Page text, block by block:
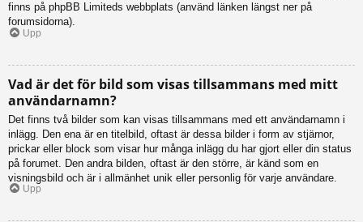
finns på phpBB Limiteds webbplats (använd länken längst ner på
forumsidorna).
Upp
Vad är det för bild som visas tillsammans med mitt
användarnamn?
Det finns två bilder som kan visas tillsammans med ett användarnamn i
inlägg. Den ena är en titelbild, oftast är dessa bilder i form av stjärnor,
prickar eller block som visar hur många inlägg du har gjort eller din status
på forumet. Den andra bilden, oftast är den större, är känd som en
visningsbild och är i allmänhet unik eller personlig för varje användare.
Upp